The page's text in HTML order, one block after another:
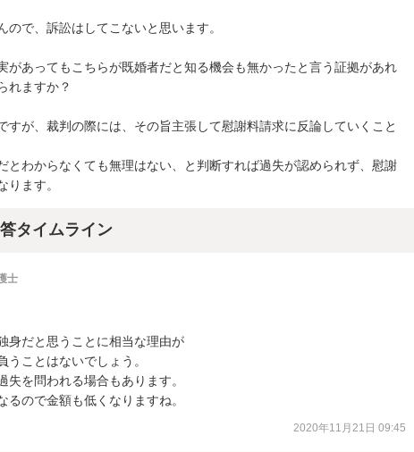
ので、訴訟はしてこないと思います。
があってもこちらが既婚者だと知る機会も無かったと言う証拠があれ
れますか？
すが、裁判の際には、その旨主張して慰謝料請求に反論していくこと
とわからなくても無理はない、と判断すれば過失が認められず、慰謝
ります。
タイムライン
士
身だと思うことに相当な理由が
うことはないでしょう。
失を問われる場合もあります。
るので金額も低くなりますね。
2020年11月21日 09:45